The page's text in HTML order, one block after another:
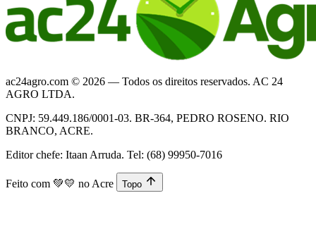
ac24agro.com © 2026 — Todos os direitos reservados. AC 24
AGRO LTDA.
CNPJ: 59.449.186/0001-03. BR-364, PEDRO ROSENO. RIO
BRANCO, ACRE.
Editor chefe: Itaan Arruda. Tel: (68) 99950-7016
Feito com 💚💛 no Acre Topo